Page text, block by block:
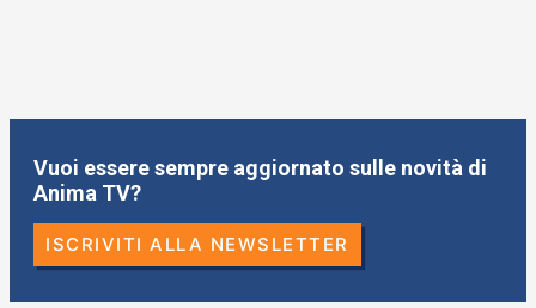
Vuoi essere sempre aggiornato sulle novità di
Anima TV?
ISCRIVITI ALLA NEWSLETTER